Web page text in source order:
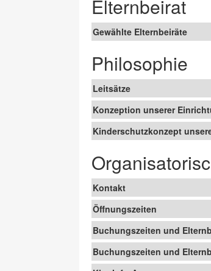
Elternbeirat
Gewählte Elternbeiräte
Philosophie
Leitsätze
Konzeption unserer
Kinderschutzkonzept
Kontakt
Öffnungszeiten
Buchungszeiten und
Buchungszeiten und